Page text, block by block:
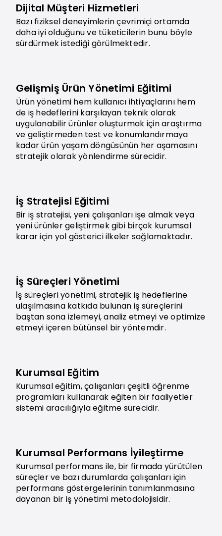
Dijital Müşteri Hizmetleri
Bazı fiziksel deneyimlerin çevrimiçi ortamda
daha iyi olduğunu ve tüketicilerin bunu böyle
sürdürmek istediği görülmektedir.
Gelişmiş Ürün Yönetimi Eğitimi
Ürün yönetimi hem kullanıcı ihtiyaçlarını hem
de iş hedeflerini karşılayan teknik olarak
uygulanabilir ürünler oluşturmak için araştırma
ve geliştirmeden test ve konumlandırmaya
kadar ürün yaşam döngüsünün her aşamasını
stratejik olarak yönlendirme sürecidir.
İş Stratejisi Eğitimi
Bir iş stratejisi, yeni çalışanları işe almak veya
yeni ürünler geliştirmek gibi birçok kurumsal
karar için yol gösterici ilkeler sağlamaktadır.
İş Süreçleri Yönetimi
İş süreçleri yönetimi, stratejik iş hedeflerine
ulaşılmasına katkıda bulunan iş süreçlerini
baştan sona izlemeyi, analiz etmeyi ve optimize
etmeyi içeren bütünsel bir yöntemdir.
Kurumsal Eğitim
Kurumsal eğitim, çalışanları çeşitli öğrenme
programları kullanarak eğiten bir faaliyetler
sistemi aracılığıyla eğitme sürecidir.
Kurumsal Performans İyileştirme
Kurumsal performans ile, bir firmada yürütülen
süreçler ve bazı durumlarda çalışanları için
performans göstergelerinin tanımlanmasına
dayanan bir iş yönetimi metodolojisidir.